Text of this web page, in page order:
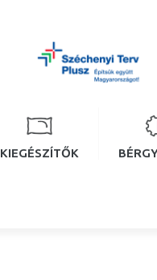
KIEGÉSZÍTŐK